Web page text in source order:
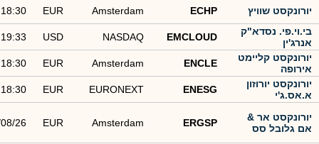
יורונקסט שוויץ ECHP
Amsterdam
EUR
18:30
בי.וי.פי. נסדא"ק
אנרג'ין
EMCLOUD
NASDAQ
USD
19:33
יורונקסט קליימט
אירופה
ENCLE
Amsterdam
EUR
18:30
יורונקסט יורוזון
א.אס.ג'י
ENESG
EURONEXT
EUR
18:30
יורונקסט אר &
אם גלובל סס
ERGSP
Amsterdam
EUR
26